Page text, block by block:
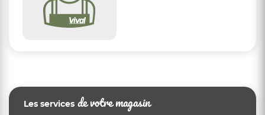
Les services de votre magasin